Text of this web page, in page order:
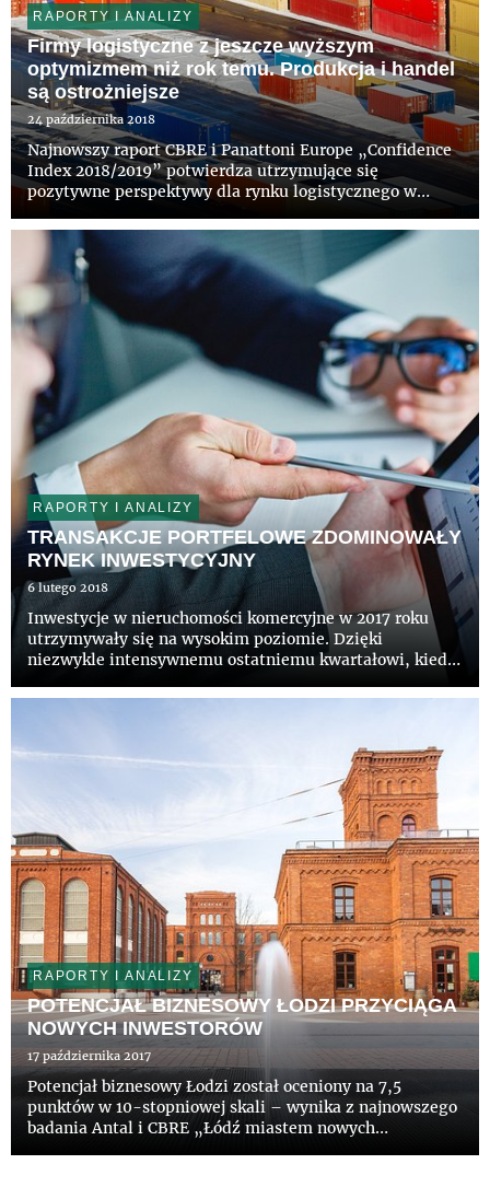
RAPORTY I ANALIZY
Firmy logistyczne z jeszcze wyższym
optymizmem niż rok temu. Produkcja i handel
są ostrożniejsze
24 października 2018
Najnowszy raport CBRE i Panattoni Europe „Confidence
Index 2018/2019” potwierdza utrzymujące się
pozytywne perspektywy dla rynku logistycznego w
Logistyki i Łańcucha Dostaw w Polsce wynosi 57,4 pkt.
(o 3,3 pkt. mniej niż w ub...
RAPORTY I ANALIZY
TRANSAKCJE PORTFELOWE ZDOMINOWAŁY
RYNEK INWESTYCYJNY
6 lutego 2018
Inwestycje w nieruchomości komercyjne w 2017 roku
utrzymywały się na wysokim poziomie. Dzięki
niezwykle intensywnemu ostatniemu kwartałowi, kiedy
całkowity wolumen inwestycyjny w 2017 przekroczył 5
RAPORTY I ANALIZY
POTENCJAŁ BIZNESOWY ŁODZI PRZYCIĄGA
NOWYCH INWESTORÓW
17 października 2017
Potencjał biznesowy Łodzi został oceniony na 7,5
punktów w 10-stopniowej skali – wynika z najnowszego
badania Antal i CBRE „Łódź miastem nowych